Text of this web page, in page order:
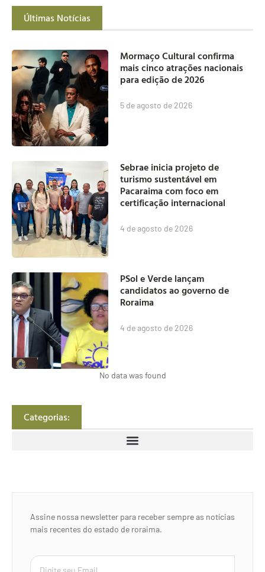
Últimas Notícias
Mormaço Cultural confirma
mais cinco atrações nacionais
para edição de 2026
5 de agosto de 2026
Sebrae inicia projeto de
turismo sustentável em
Pacaraima com foco em
certificação internacional
4 de agosto de 2026
PSol e Verde lançam
candidatos ao governo de
Roraima
4 de agosto de 2026
No data was found
Categorias:
Assine nossa newsletter para receber sempre as notícias
mais recentes do estado de roraima.